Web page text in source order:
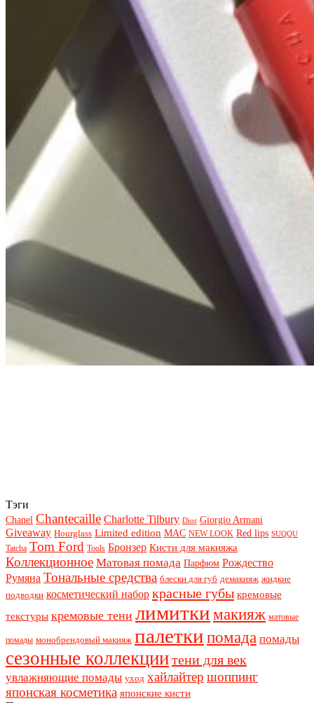
Тэги
Chanel Chantecaille Charlotte Tilbury Dior Giorgio Armani
Giveaway Hourglass Limited edition MAC NEW LOOK Red lips SUQQU
Tatcha Tom Ford Tools Бронзер Кисти для макияжа
Коллекционное Матовая помада Парфюм Рождество
Румяна Тональные средства блески для губ демакияж жидкие
подводки косметический набор красные губы кремовые
текстуры кремовые тени лимиткимакияж матовые
помады монобрендовый макияж палеткипомада помады
сезонные коллекциитени для век
увлажняющие помады уход хайлайтер шоппинг
японская косметика японские кисти